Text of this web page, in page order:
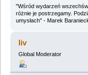
"Wśród wydarzeń
różnie je postrzegamy.
umysłach" - Marek
liv
Global Moderator